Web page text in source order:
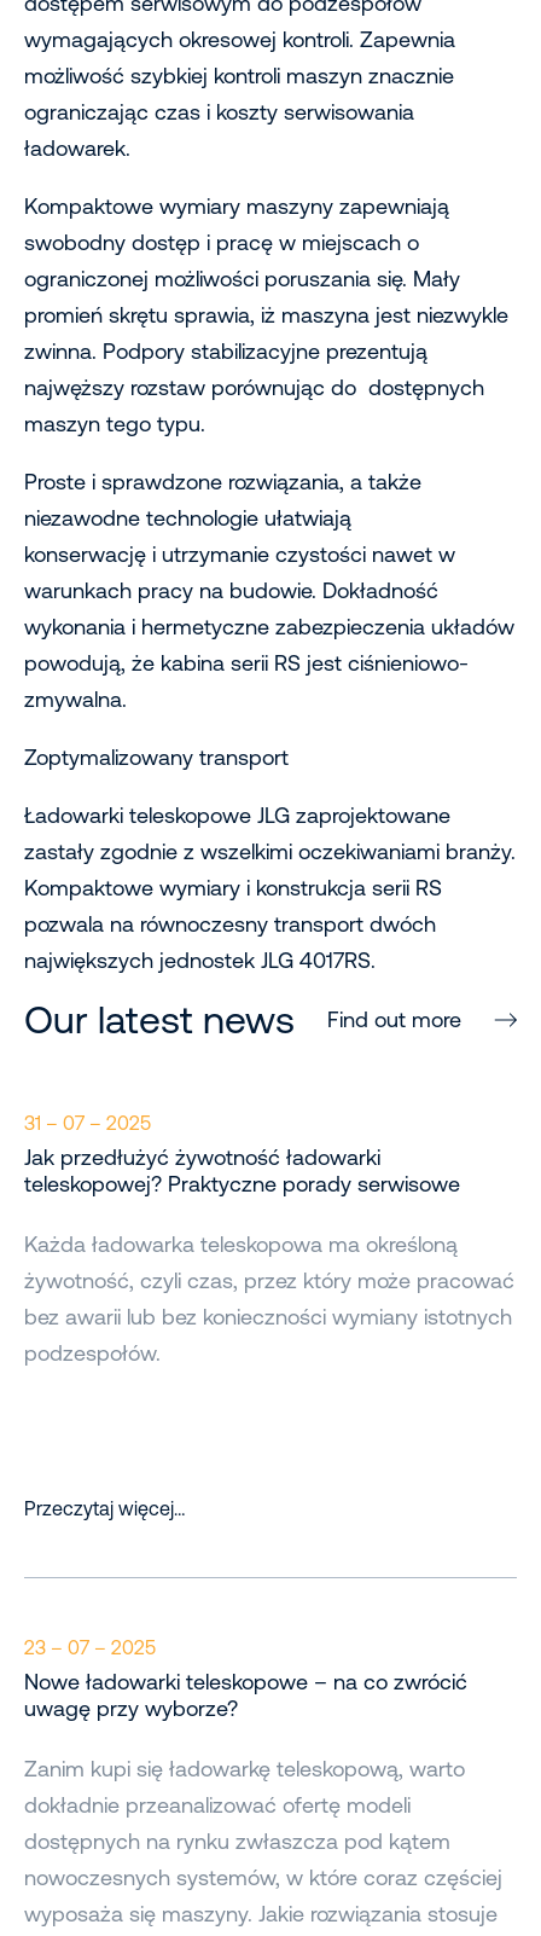
wymagających okresowej kontroli. Zapewnia
możliwość szybkiej kontroli maszyn znacznie
ograniczając czas i koszty serwisowania
ładowarek.
Kompaktowe wymiary maszyny zapewniają
swobodny dostęp i pracę w miejscach o
ograniczonej możliwości poruszania się. Mały
promień skrętu sprawia, iż maszyna jest niezwykle
zwinna. Podpory stabilizacyjne prezentują
najwęższy rozstaw porównując do dostępnych
maszyn tego typu.
Proste i sprawdzone rozwiązania, a także
niezawodne technologie ułatwiają
konserwację i utrzymanie czystości nawet w
warunkach pracy na budowie. Dokładność
wykonania i hermetyczne zabezpieczenia układów
powodują, że kabina serii RS jest ciśnieniowo-
zmywalna.
Zoptymalizowany transport
Ładowarki teleskopowe JLG zaprojektowane
zastały zgodnie z wszelkimi oczekiwaniami branży.
Kompaktowe wymiary i konstrukcja serii RS
pozwala na równoczesny transport dwóch
największych jednostek JLG 4017RS.
Our latest news Find out more
31 – 07 – 2025
Jak przedłużyć żywotność ładowarki
teleskopowej? Praktyczne porady serwisowe
Każda ładowarka teleskopowa ma określoną
żywotność, czyli czas, przez który może pracować
bez awarii lub bez konieczności wymiany istotnych
podzespołów.
Przeczytaj więcej…
23 – 07 – 2025
Nowe ładowarki teleskopowe – na co zwrócić
uwagę przy wyborze?
Zanim kupi się ładowarkę teleskopową, warto
dokładnie przeanalizować ofertę modeli
dostępnych na rynku zwłaszcza pod kątem
nowoczesnych systemów, w które coraz częściej
wyposaża się maszyny. Jakie rozwiązania stosuje